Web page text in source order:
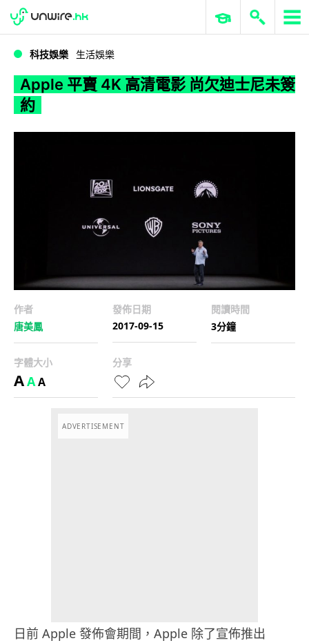
Apple 平賣 4K 高清電影 尚欠迪士尼未簽約
WWDC 2026 ERP 與商業 AI
科技娛樂 生活娛樂
Apple 平賣 4K 高清電影 尚欠迪士尼未簽
約
作者
唐美鳳
發佈日期
2017-09-15
閱讀時間
3分鐘
字體大小
AAA
分享
ADVERTISEMENT
日前 Apple 發佈會期間，Apple 除了宣佈推出